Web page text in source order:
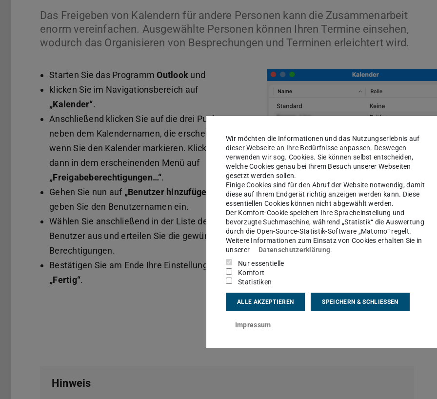
Das Freigeben von Kalendern für andere Personen kann die Zusammenarbeit
enorm vereinfachen. Ausgewählte Personen können Ihren Termine einsehen,
wodurch das Organisieren von Besprechungen und Terminen erleichtert wird.
Starten Sie das ProgrammOutlook und
klicken Sie im Navigationsbereich auf
„Kalender“.
Anschließend klicken Sie auf die drei Punkte
neben dem Kalendernamen, die erscheinen,
wenn Sie den Kalender markieren. Klicken Sie
dann in dem erscheinenden Menü auf
„Freigabeberechtigungen…“.
Gehen Sie nun auf „Benutzer hinzufügen…“
und
geben Sie den Benutzernamen ein.
Wählen Sie anschließend in der Liste den
Benutzer aus und erteilen Sie die gewünschten
Berechtigungen.
Bestätigen Sie am Ende Ihre Einstellungen mit
„Fertig“.
Screenshot Outlook für Mac
Hinweis
Wir möchten die Informationen und das Nutzungserlebnis auf
dieser Webseite an Ihre Bedürfnisse anpassen. Deswegen
verwenden wir sog. Cookies. Sie können selbst entscheiden,
welche Cookies genau bei Ihrem Besuch unserer Webseiten
gesetzt werden sollen.
Einige Cookies sind für den Abruf der Website notwendig, damit
diese auf Ihrem Endgerät richtig anzeigen werden kann. Diese
essentiellen Cookies können nicht abgewählt werden.
Der Komfort-Cookie speichert Ihre Spracheinstellung und
bevorzugte Suchmaschine, während „Statistik“ die Auswertung
durch die Open-Source-Statistik-Software „Matomo“ regelt.
Weitere Informationen zum Einsatz von Cookies erhalten Sie in
unserer
Datenschutzerklärung.
Nur essentielle
Komfort
Statistiken
ALLE AKZEPTIEREN SPEICHERN & SCHLIESSEN
Impressum